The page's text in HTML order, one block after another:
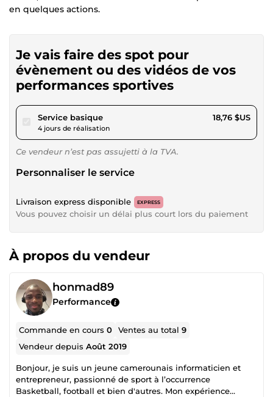
en quelques actions.
Je vais faire des spot pour
évènement ou des vidéos de vos
performances sportives
Service basiquepour 17,28 $US
4 jours de réalisation
18,76 $US
Ce vendeur n’est pas assujetti à la TVA.
Personnaliser le service
Livraison express disponible EXPRESS
Vous pouvez choisir un délai plus court lors du paiement
À propos du vendeur
honmad89
Performance
Commande en cours0 Ventes au total9
Vendeur depuisAoût 2019
Bonjour, je suis un jeune camerounais informaticien et
entrepreneur, passionné de sport à l’occurrence
Basketball, football et bien d'autres. Mon expérience